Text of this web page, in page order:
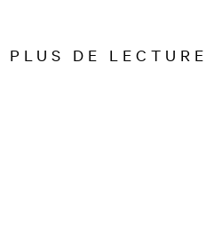
PLUS DE LECTURE